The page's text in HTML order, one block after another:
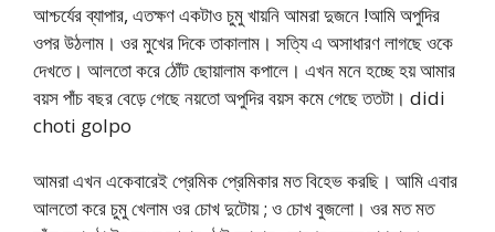
আশ্চর্যের ব্যাপার, এতক্ষণ একটাও চুমু খায়নি আমরা দুজনে !আমি অপুদির
ওপর উঠলাম। ওর মুখের দিকে তাকালাম। সত্যি এ অসাধারণ লাগছে ওকে
দেখতে। আলতো করে ঠোঁট ছোয়ালাম কপালে। এখন মনে হচ্ছে হয় আমার
বয়স পাঁচ বছর বেড়ে গেছে নয়তো অপুদির বয়স কমে গেছে ততটা। didi
choti golpo
আমরা এখন একেবারেই প্রেমিক প্রেমিকার মত বিহেভ করছি। আমি এবার
আলতো করে চুমু খেলাম ওর চোখ দুটোয় ; ও চোখ বুজলো। ওর মত মত